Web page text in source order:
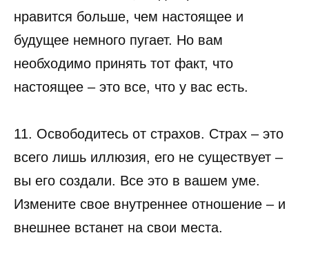
нравится больше, чем настоящее и
будущее немного пугает. Но вам
необходимо принять тот факт, что
настоящее – это все, что у вас есть.
11. Освободитесь от страхов. Страх – это
всего лишь иллюзия, его не существует –
вы его создали. Все это в вашем уме.
Измените свое внутреннее отношение – и
внешнее встанет на свои места.